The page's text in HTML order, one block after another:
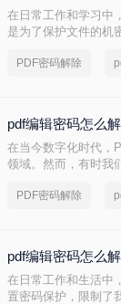
在日常工作和学习中
是为了保护文件的机
PDF密码解除
pdf编辑密码怎么
在当今数字化时代，
领域。然而，有时我
的有效方法，帮助您
PDF密码解除
pdf编辑密码怎么
在日常工作和生活中
置密码保护，限制了